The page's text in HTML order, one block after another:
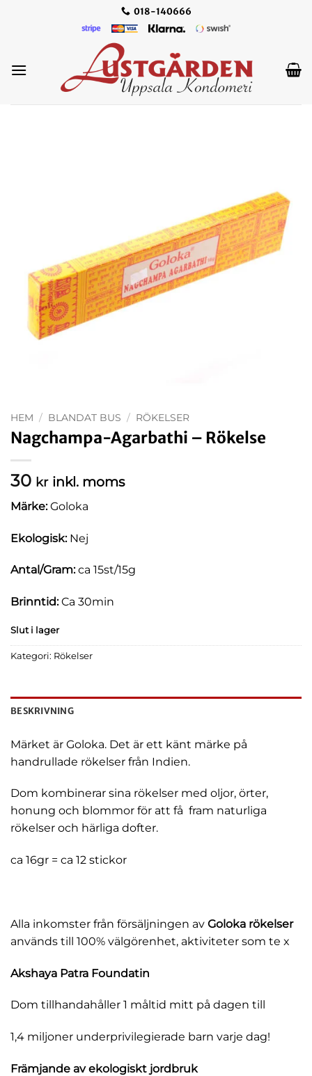
018-140666
HEM / BLANDAT BUS / RÖKELSER
Nagchampa-Agarbathi – Rökelse
30 kr inkl. moms
Märke:Goloka
Ekologisk:Nej
Antal/Gram:ca 15st/15g
Brinntid:Ca 30min
Slut i lager
Kategori: Rökelser
BESKRIVNING
Märket är Goloka. Det är ett känt märke på
handrullade rökelser från Indien.
Dom kombinerar sina rökelser med oljor, örter,
honung och blommor för att få fram naturliga
rökelser och härliga dofter.
ca 16gr = ca 12 stickor
Alla inkomster från försäljningen av Goloka rökelser
används till 100% välgörenhet, aktiviteter som te x
Akshaya Patra Foundatin
Dom tillhandahåller 1 måltid mitt på dagen till
1,4 miljoner underprivilegierade barn varje dag!
Främjande av ekologiskt jordbruk